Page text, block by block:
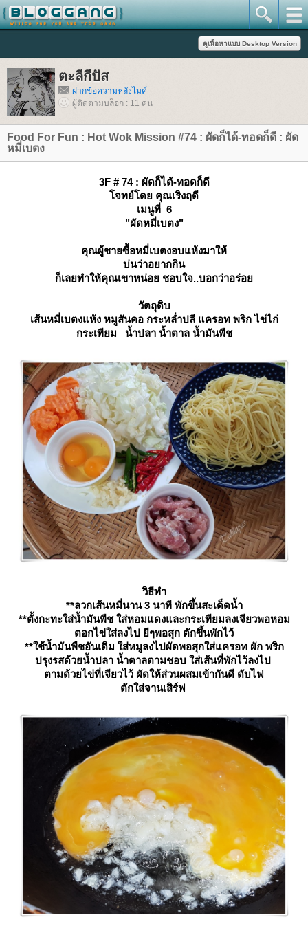
ตะลีกีปัส
ฝากข้อความหลังไมค์
ผู้ติดตามบล็อก : 11 คน
Food For Fun : Hot Wok Mission #74 : ผัดก็ได้-ทอดก็ดี : ผัด
หมี่เบตง
3F # 74 : ผัดก็ได้-ทอดก็ดี
จทย์โดย คุณเริงฤดี
เมนูที่ 6
"ผัดหมี่เบตง"
คุณผู้ชายซื้อหมี่เบตงอบแห้งมาให้
บ่นว่าอยากกิน
ก็เลยทำให้คุณเขาหน่อย ชอบใจ..บอกว่าอร่อ
วัตถุดิบ
เส้นหมี่เบตงแห้ง หมูสันคอ กระหล่ำปลี แครอท พริก ไข่ไก่
กระเทียม น้ำปลา น้ำตาล น้ำมันพืช
วิธีทำ
**ลวกเส้นหมี่นาน 3 นาที พักขึ้นสะเด็ดน้ำ
**ตั้งกะทะใส่น้ำมันพืช ใส่หอมแดงและกระเทียมลงเจียวพอหอม
ตอกไข่ใส่ลงไป ยีๆพอสุก ตักขึ้นพักไว้
**ใช้น้ำมันพืชอันเดิม ใส่หมูลงไปผัดพอสุกใส่แครอท ผัก พริก
ปรุงรสด้วยน้ำปลา น้ำตาลตามชอบ ใส่เส้นที่พักไว้ลงไป
ตามด้วยไข่ที่เจียวไว้ ผัดให้ส่วนผสมเข้ากันดี ดับไฟ
ตักใส่จานเสิร์ฟ